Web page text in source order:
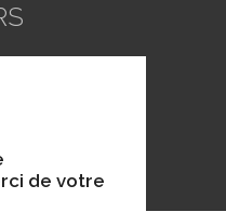
de votre